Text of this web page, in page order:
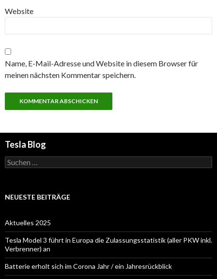
Website
Name, E-Mail-Adresse und Website in diesem Browser für
meinen nächsten Kommentar speichern.
Tesla Blog
Suchen
nach:
NEUESTE BEITRÄGE
Aktuelles 2025
Tesla Model 3 führt in Europa die Zulassungsstatistik (aller PKW inkl.
Verbrenner) an
Batterie erholt sich im Corona Jahr / ein Jahresrückblick